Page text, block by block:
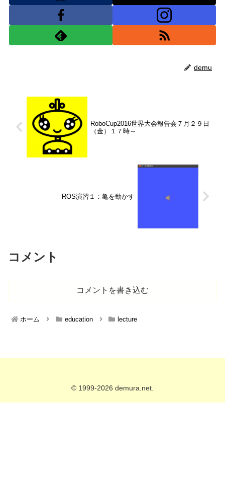
demu
RoboCup2016世界大会報告会７月２９日
（金）１７時～
ROS演習１：亀を動かす
コメント
コメントを書き込む
ホーム education lecture
© 1999-2026 demura.net.